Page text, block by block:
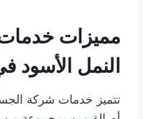
مميزات
النمل الأسود
تتميز خدمات شركة